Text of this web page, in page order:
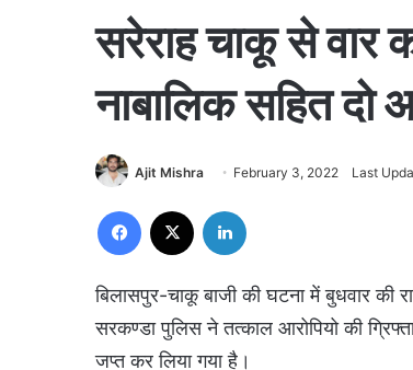
सरेराह चाकू से वार
नाबालिक सहित दो
Ajit Mishra February 3, 2022 Last
Facebook
बिलासपुर-चाकू बाजी की घटना में बुधवार की
सरकण्डा पुलिस ने तत्काल आरोपियो की
जप्त कर लिया गया है।